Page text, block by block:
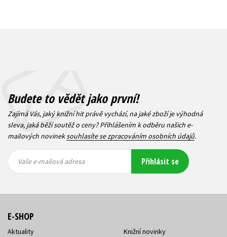
Budete to vědět jako první!
Zajímá Vás, jaký knižní hit právě vychází, na jaké zboží je výhodná
sleva, jaká běží soutěž o ceny? Přihlášením k odběru našich e-
mailových novineksouhlasíte se zpracováním osobních údajů.
mailová
mailová
Vaše e-mailová adresa Přihlásit se
E-SHOP
Aktuality
Knižní novinky